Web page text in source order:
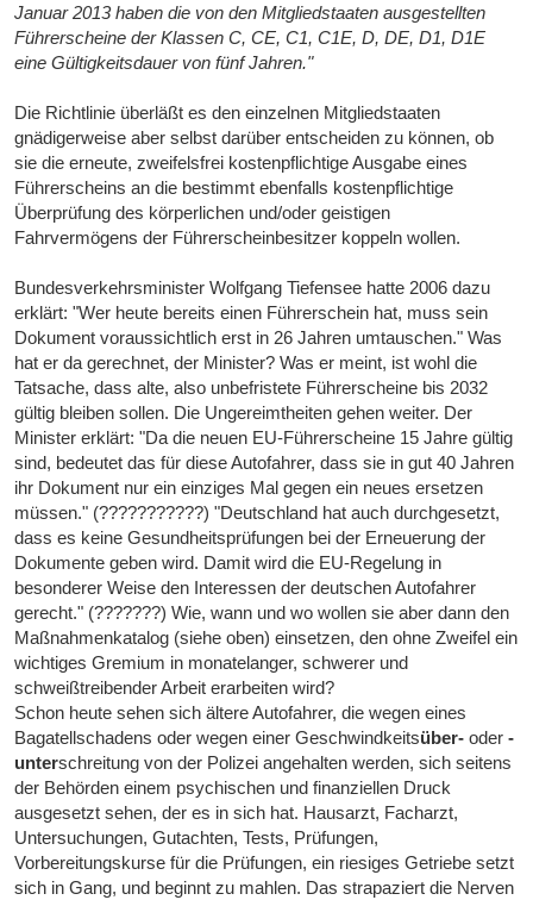
Januar 2013 haben die von den Mitgliedstaaten ausgestellten
Führerscheine der Klassen C, CE, C1, C1E, D, DE, D1, D1E
eine Gültigkeitsdauer von fünf Jahren."
Die Richtlinie überläßt es den einzelnen Mitgliedstaaten
gnädigerweise aber selbst darüber entscheiden zu können, ob
sie die erneute, zweifelsfrei kostenpflichtige Ausgabe eines
Führerscheins an die bestimmt ebenfalls kostenpflichtige
Überprüfung des körperlichen und/oder geistigen
Fahrvermögens der Führerscheinbesitzer koppeln wollen.
Bundesverkehrsminister Wolfgang Tiefensee hatte 2006 dazu
erklärt: "Wer heute bereits einen Führerschein hat, muss sein
Dokument voraussichtlich erst in 26 Jahren umtauschen." Was
hat er da gerechnet, der Minister? Was er meint, ist wohl die
Tatsache, dass alte, also unbefristete Führerscheine bis 2032
gültig bleiben sollen. Die Ungereimtheiten gehen weiter. Der
Minister erklärt: "Da die neuen EU-Führerscheine 15 Jahre gültig
sind, bedeutet das für diese Autofahrer, dass sie in gut 40 Jahren
ihr Dokument nur ein einziges Mal gegen ein neues ersetzen
müssen." (???????????) "Deutschland hat auch durchgesetzt,
dass es keine Gesundheitsprüfungen bei der Erneuerung der
Dokumente geben wird. Damit wird die EU-Regelung in
besonderer Weise den Interessen der deutschen Autofahrer
gerecht." (???????) Wie, wann und wo wollen sie aber dann den
Maßnahmenkatalog (siehe oben) einsetzen, den ohne Zweifel ein
wichtiges Gremium in monatelanger, schwerer und
schweißtreibender Arbeit erarbeiten wird?
Schon heute sehen sich ältere Autofahrer, die wegen eines
Bagatellschadens oder wegen einer Geschwindkeitsüber- oder-
unterschreitung von der Polizei angehalten werden, sich seitens
der Behörden einem psychischen und finanziellen Druck
ausgesetzt sehen, der es in sich hat. Hausarzt, Facharzt,
Untersuchungen, Gutachten, Tests, Prüfungen,
Vorbereitungskurse für die Prüfungen, ein riesiges Getriebe setzt
sich in Gang, und beginnt zu mahlen. Das strapaziert die Nerven